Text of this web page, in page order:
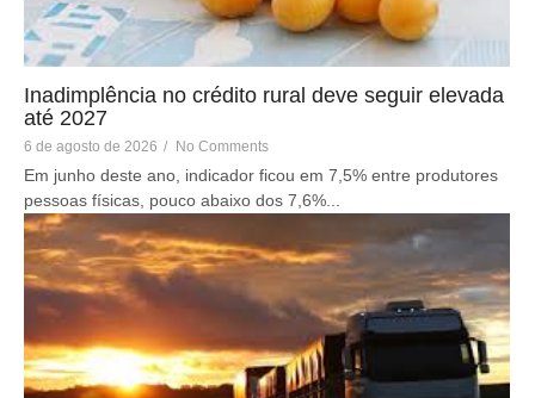
Inadimplência no crédito rural deve seguir elevada
até 2027
6 de agosto de 2026 / No Comments
Em junho deste ano, indicador ficou em 7,5% entre produtores
pessoas físicas, pouco abaixo dos 7,6%...